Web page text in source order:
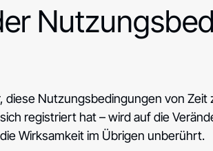
diese Nutzungsbedingungen von
registriert hat – wird auf die
Wirksamkeit im Übrigen unberührt.